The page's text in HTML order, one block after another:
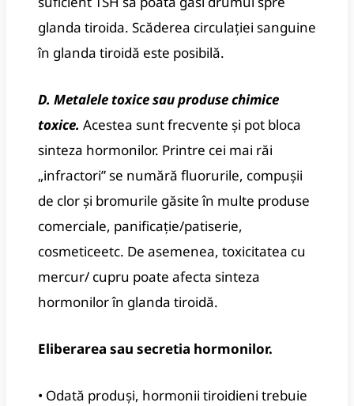
glanda tiroida. Scăderea circulației sanguine
în glanda tiroidă este posibilă.
D. Metalele toxice sau produse chimice
toxice. Acestea sunt frecvente și pot bloca
sinteza hormonilor. Printre cei mai răi
„infractori” se numără fluorurile, compușii
de clor și bromurile găsite în multe produse
comerciale, panificație/patiserie,
cosmeticeetc. De asemenea, toxicitatea cu
mercur/ cupru poate afecta sinteza
hormonilor în glanda tiroidă.
Eliberarea sau secretia hormonilor.
• Odată produși, hormonii tiroidieni trebuie